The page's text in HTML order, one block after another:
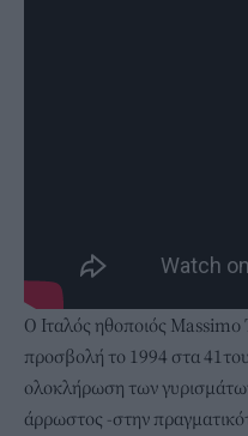
Ο Ιταλός ηθοποιός
προσβολή το 1994 στα
ολοκλήρωση των
άρρωστος -στην